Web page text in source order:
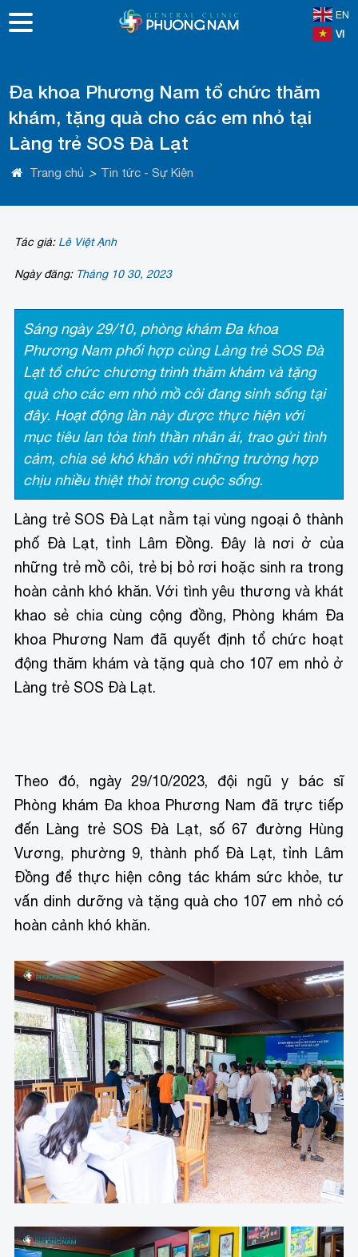
EN
VI
Đa khoa Phương Nam tổ chức thăm
khám, tặng quà cho các em nhỏ tại
Làng trẻ SOS Đà Lạt
Trang chủ > Tin tức - Sự Kiện
Tác giả: Lê Việt Ạnh
Ngày đăng: Tháng 10 30, 2023
Sáng ngày 29/10, phòng khám Đa khoa
Phương Nam phối hợp cùng Làng trẻ SOS Đà
Lạt tổ chức chương trình thăm khám và tặng
quà cho các em nhỏ mồ côi đang sinh sống tại
đây. Hoạt động lần này được thực hiện với
mục tiêu lan tỏa tinh thần nhân ái, trao gửi tình
cảm, chia sẻ khó khăn với những trường hợp
chịu nhiều thiệt thòi trong cuộc sống.
Làng trẻ SOS Đà Lạt nằm tại vùng ngoại ô thành
phố Đà Lạt, tỉnh Lâm Đồng. Đây là nơi ở của
những trẻ mồ côi, trẻ bị bỏ rơi hoặc sinh ra trong
hoàn cảnh khó khăn. Với tình yêu thương và khát
khao sẻ chia cùng cộng đồng, Phòng khám Đa
khoa Phương Nam đã quyết định tổ chức hoạt
động thăm khám và tặng quà cho 107 em nhỏ ở
Làng trẻ SOS Đà Lạt.
Theo đó, ngày 29/10/2023, đội ngũ y bác sĩ
Phòng khám Đa khoa Phương Nam đã trực tiếp
đến Làng trẻ SOS Đà Lạt, số 67 đường Hùng
Vương, phường 9, thành phố Đà Lạt, tỉnh Lâm
Đồng để thực hiện công tác khám sức khỏe, tư
vấn dinh dưỡng và tặng quà cho 107 em nhỏ có
hoàn cảnh khó khăn.